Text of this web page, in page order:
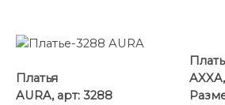
Платья
AURA, арт: 3288